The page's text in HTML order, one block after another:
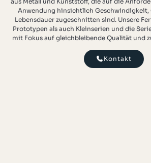
Anwendung hinsichtlich Geschwindigkeit,
Lebensdauer zugeschnitten sind. Unsere
Prototypen als auch Kleinserien und die
mit Fokus auf gleichbleibende Qualität und
Kontakt